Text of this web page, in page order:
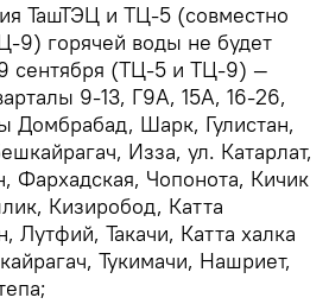
ТашТЭЦ и ТЦ-5 (совместно
9) горячей воды не будет
сентября (ТЦ-5 и ТЦ-9) —
9-13, Г9А, 15А, 16-26,
Домбрабад, Шарк, Гулистан,
Изза, ул. Катарлат,
Фархадская, Чопонота, Кичик
Кизиробод, Катта
Такачи, Катта халка
Тукимачи, Нашриет,